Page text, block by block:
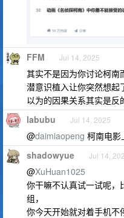
FFM Jul 14, 2025
其实不是因为你讨论柯南
潜意识植入让你突然想起
以为的因果关系其实是反
labubu Jul 14, 2025
@daimiaopeng 柯南电影
shadowyue Jul 14,
@XuHuan1025
你干嘛不认真试一试呢，
组，
你今天开始就对着手机不